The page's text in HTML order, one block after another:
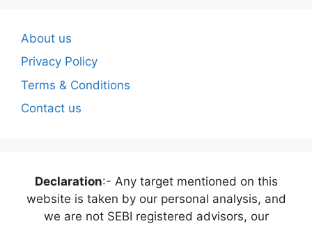
About us
Privacy Policy
Terms & Conditions
Contact us
Declaration:- Any target mentioned on this
website is taken by our personal analysis, and
we are not SEBI registered advisors, our